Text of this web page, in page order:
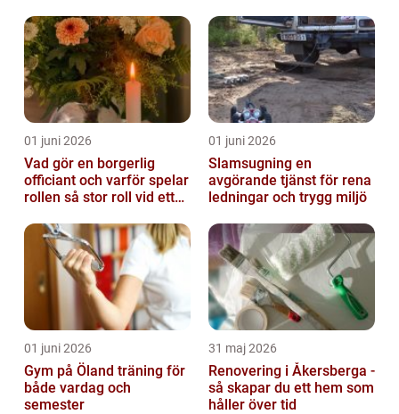
01 juni 2026
Vad gör en borgerlig
officiant och varför spelar
rollen så stor roll vid ett
01 juni 2026
Slamsugning en
avgörande tjänst för rena
ledningar och trygg miljö
01 juni 2026
Gym på Öland träning för
både vardag och
semester
31 maj 2026
Renovering i Åkersberga -
så skapar du ett hem som
håller över tid